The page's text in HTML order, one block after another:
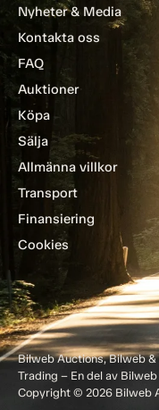
Nyheter & Media
Kontakta oss
FAQ
Auktioner
Köpa
Sälja
Allmänna villkor
Transport
Finansiering
Cookies
Bilweb Auctions, Bilweb
Trading – En del av
Copyright © 2026 Bilweb